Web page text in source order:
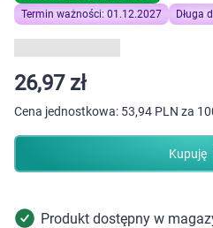
Kobieta w ciąży i mama
Dziecko
Higiena
Kosmetyki
Mężczyzna
Termin ważności: 01.12.2027
Długa
26,97 zł
Cena jednostkowa: 53,94 PLN za
Kupuję
Produkt dostępny w